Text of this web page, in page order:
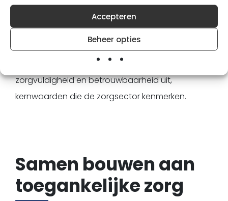
Accepteren
Beheer opties
Voor zorgorganisaties is toegankelijk design meer
dan een technische verplichting. Het biedt een
kans om vertrouwen op te bouwen bij cliënten en
hun omgeving. Een toegankelijke website straalt
zorgvuldigheid en betrouwbaarheid uit,
kernwaarden die de zorgsector kenmerken.
Samen bouwen aan
toegankelijke zorg